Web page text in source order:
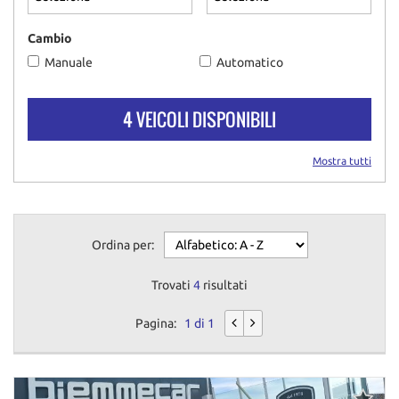
Cambio
Manuale
Automatico
4 VEICOLI DISPONIBILI
Mostra tutti
Ordina per:
Trovati 4 risultati
Pagina: 1 di 1
questi
strumenti
di
tracciamento
cookie
e